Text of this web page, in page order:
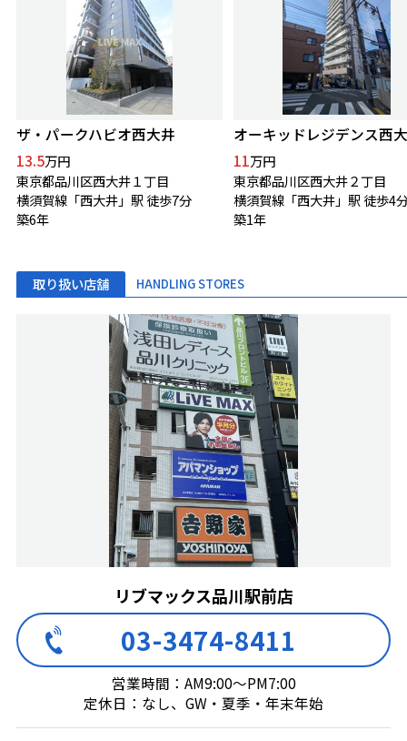
ザ・パークハビオ西大井
13.5万円
東京都品川区西大井１丁目
横須賀線「西大井」駅 徒歩7分
築6年
オーキッドレジデンス西
11万円
東京都品川区西大井２丁目
横須賀線「西大井」駅 徒歩4
築1年
取り扱い店舗 HANDLING STORES
リブマックス品川駅前店
03-3474-8411
営業時間：AM9:00～PM7:00
定休日：なし、GW・夏季・年末年始